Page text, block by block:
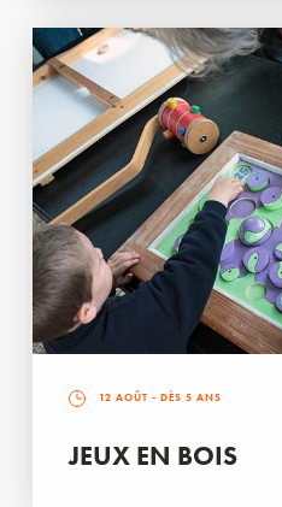
12 AOÛT - DÈS 5 ANS
JEUX EN BOIS